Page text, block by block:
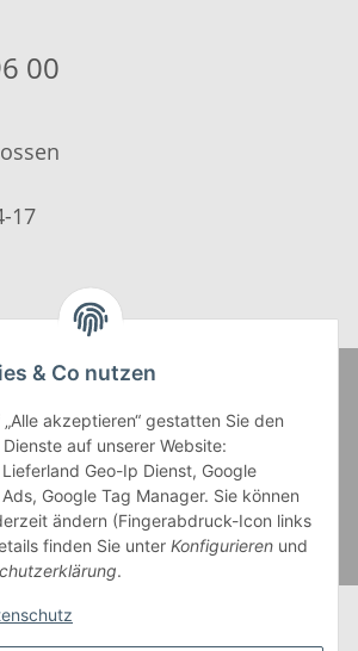
00
17
& Co nutzen
akzeptieren“ gestatten Sie den
auf unserer Website:
Lieferland Geo-Ip Dienst, Google
Google Tag Manager. Sie können
ändern (Fingerabdruck-Icon links
finden Sie unter Konfigurieren und
.